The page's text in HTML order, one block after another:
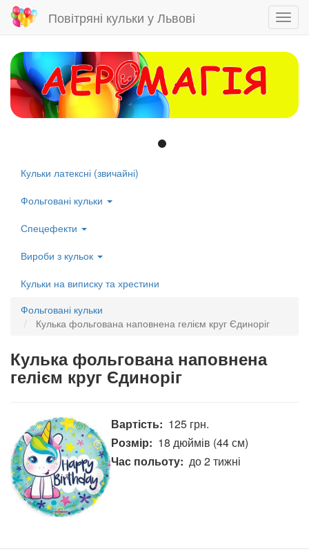
Skip
main
content
Повітряні кульки у Львові
Left
menu
Кульки латексні (звичайні)
Фольговані кульки
Спецефекти
Вироби з кульок
Кульки на виписку та хрестини
Фольговані кульки
Кулька фольгована наповнена гелієм круг Єдиноріг
Кулька фольгована наповнена
гелієм круг Єдиноріг
Вартість
125 грн.
Розмір
18 дюймів (44 см)
Час польоту до 2 тижні